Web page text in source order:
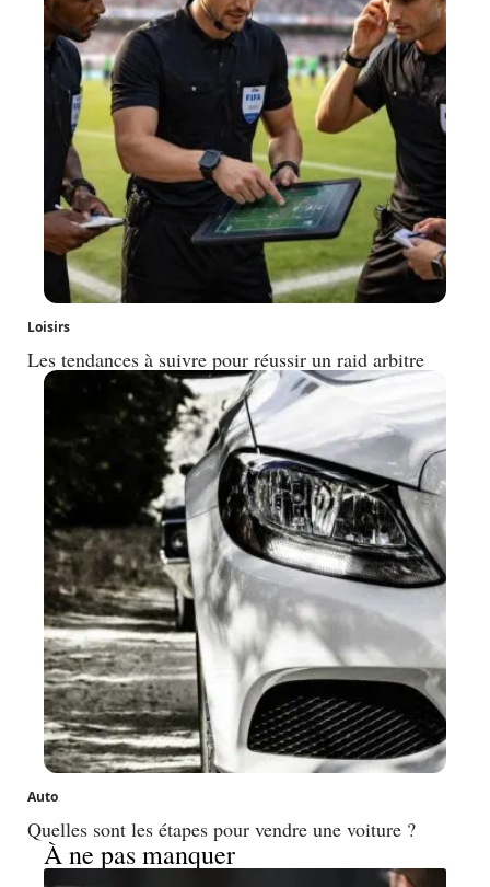
Loisirs
Les tendances à suivre pour réussir un raid arbitre
Auto
Quelles sont les étapes pour vendre une voiture ?
À ne pas manquer